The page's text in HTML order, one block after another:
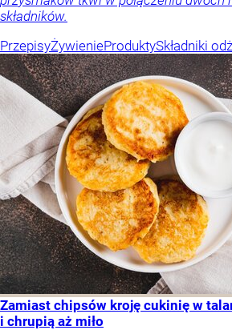
składników.
PrzepisyŻywienieProduktySkładniki
Zamiast chipsów kroję cukinię w
i chrupią aż miło